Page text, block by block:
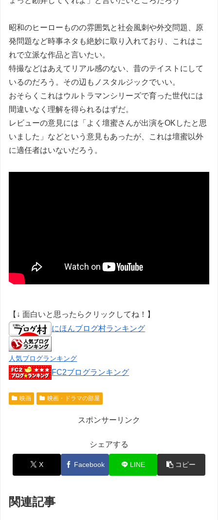
昭和のヒーローものの雰囲気と社会風刺や外交問題、原
発問題など時事ネタも絶妙に取り入れており、これはこ
れで立派な作品と言いたい。
特撮などはあえてリアル感のない、昔のテイストにして
いるのだろう。その辺もノスタルジックでいい。
おそらくこれはウルトラマンシリーズで育った世代には
間違いなく理解を得られるはずだ。
レビューの意見には「よく壇蜜さんが出演をOKしたと思
いました」などという意見もあったが、これは壇蜜以外
に適任者はいないだろう。
【↓ 面白いと思ったらクリックしてね！】
にほんブログ村ランキング
人気ブログランキング
FC2ブログランキング
映画 映画・ドラマの部屋
スポンサーリンク
シェアする
X Facebook LINE コピー
関連記事